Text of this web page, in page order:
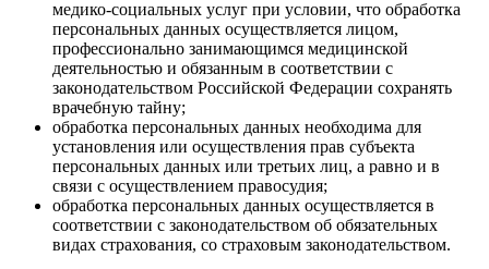
медико-социальных услуг при условии, что обработка
персональных данных осуществляется лицом,
профессионально занимающимся медицинской
деятельностью и обязанным в соответствии с
законодательством Российской Федерации сохранять
врачебную тайну;
обработка персональных данных необходима для
установления или осуществления прав субъекта
персональных данных или третьих лиц, а равно и в
связи с осуществлением правосудия;
обработка персональных данных осуществляется в
соответствии с законодательством об обязательных
видах страхования, со страховым законодательством.